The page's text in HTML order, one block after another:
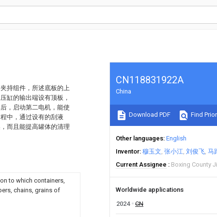
持组件，所述底板的上
缸的输出端设有顶板，
，启动第二电机，能使
中，通过设有的刮液
而且能提高罐体的清理
to which containers,
chains, grains of
CN118831922A
China
Download PDF Find
Other languages English
Inventor 穆玉文 张小江 刘俊飞 马
Current Assignee
Boxing County
Worldwide applications
2024
CN